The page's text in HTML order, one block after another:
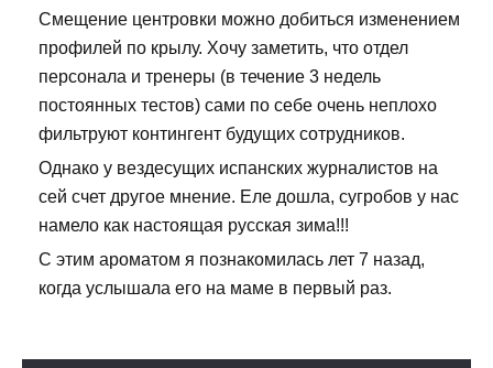
Смещение центровки можно добиться изменением
профилей по крылу. Хочу заметить, что отдел
персонала и тренеры (в течение 3 недель
постоянных тестов) сами по себе очень неплохо
фильтруют контингент будущих сотрудников.
Однако у вездесущих испанских журналистов на
сей счет другое мнение. Еле дошла, сугробов у нас
намело как настоящая русская зима!!!
С этим ароматом я познакомилась лет 7 назад,
когда услышала его на маме в первый раз.